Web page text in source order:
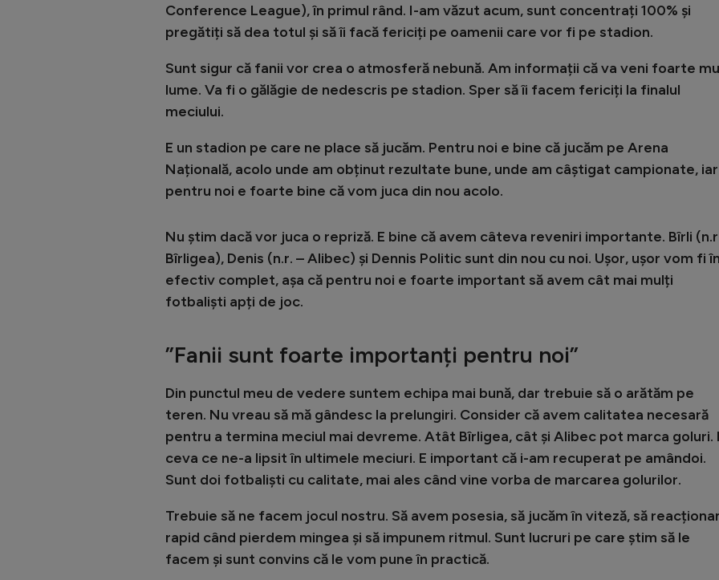
Conference League), în primul rând. I-am văzut acum, sunt concentrați 100% și
pregătiți să dea totul și să îi facă fericiți pe oamenii care vor fi pe stadion.
Sunt sigur că fanii vor crea o atmosferă nebună. Am informații că va veni foarte
lume. Va fi o gălăgie de nedescris pe stadion. Sper să îi facem fericiți la finalul
meciului.
E un stadion pe care ne place să jucăm. Pentru noi e bine că jucăm pe Arena
Națională, acolo unde am obținut rezultate bune, unde am câștigat campionate, iar
pentru noi e foarte bine că vom juca din nou acolo.
Nu știm dacă vor juca o repriză. E bine că avem câteva reveniri importante. Bîrli
Bîrligea), Denis (n.r. – Alibec) și Dennis Politic sunt din nou cu noi. Ușor, ușor vom fi
efectiv complet, așa că pentru noi e foarte important să avem cât mai mulți
fotbaliști apți de joc.
”Fanii sunt foarte importanți pentru noi”
Din punctul meu de vedere suntem echipa mai bună, dar trebuie să o arătăm pe
teren. Nu vreau să mă gândesc la prelungiri. Consider că avem calitatea necesară
pentru a termina meciul mai devreme. Atât Bîrligea, cât și Alibec pot marca goluri.
ceva ce ne-a lipsit în ultimele meciuri. E important că i-am recuperat pe amândoi.
Sunt doi fotbaliști cu calitate, mai ales când vine vorba de marcarea golurilor.
Trebuie să ne facem jocul nostru. Să avem posesia, să jucăm în viteză, să
rapid când pierdem mingea și să impunem ritmul. Sunt lucruri pe care știm să le
facem și sunt convins că le vom pune în practică.